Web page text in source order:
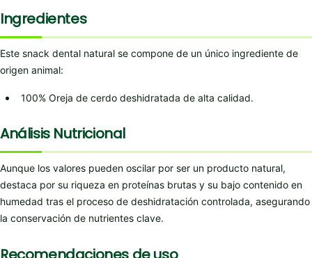
Ingredientes
Este snack dental natural se compone de un único ingrediente de
origen animal:
100% Oreja de cerdo deshidratada de alta calidad.
Análisis Nutricional
Aunque los valores pueden oscilar por ser un producto natural,
destaca por su riqueza en proteínas brutas y su bajo contenido en
humedad tras el proceso de deshidratación controlada, asegurando
la conservación de nutrientes clave.